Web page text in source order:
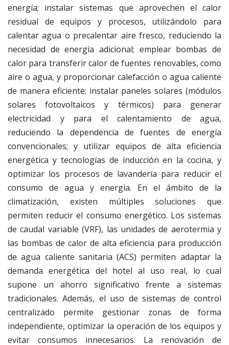
energía; instalar sistemas que aprovechen el calor
residual de equipos y procesos, utilizándolo para
calentar agua o precalentar aire fresco, reduciendo la
necesidad de energía adicional; emplear bombas de
calor para transferir calor de fuentes renovables, como
aire o agua, y proporcionar calefacción o agua caliente
de manera eficiente; instalar paneles solares (módulos
solares fotovoltaicos y térmicos) para generar
electricidad y para el calentamiento de agua,
reduciendo la dependencia de fuentes de energía
convencionales; y utilizar equipos de alta eficiencia
energética y tecnologías de inducción en la cocina, y
optimizar los procesos de lavandería para reducir el
consumo de agua y energía. En el ámbito de la
climatización, existen múltiples soluciones que
permiten reducir el consumo energético. Los sistemas
de caudal variable (VRF), las unidades de aerotermia y
las bombas de calor de alta eficiencia para producción
de agua caliente sanitaria (ACS) permiten adaptar la
demanda energética del hotel al uso real, lo cual
supone un ahorro significativo frente a sistemas
tradicionales. Además, el uso de sistemas de control
centralizado permite gestionar zonas de forma
independiente, optimizar la operación de los equipos y
evitar consumos innecesarios. La renovación de